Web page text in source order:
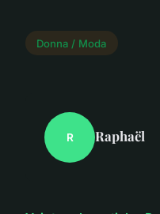
Donna / Moda
R Raphaël